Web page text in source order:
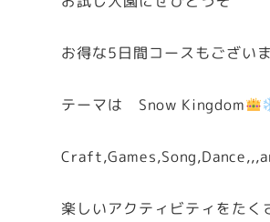
お得な5日間コースもござい
テーマは Snow Kingdom
楽しいアクティビティをた